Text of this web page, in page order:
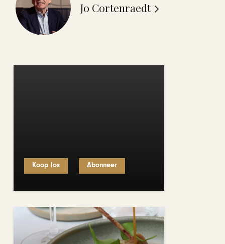
Jo Cortenraedt
Koop los Abonneer